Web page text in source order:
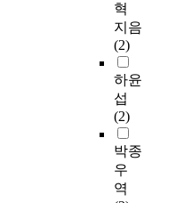
혁
지음
(2)
하윤
섭
(2)
박종
우
역